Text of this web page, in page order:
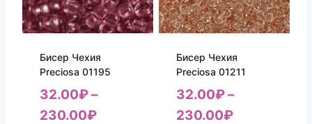
Бисер Чехия
Preciosa 01195
32.00₽–
230.00₽
Бисер Чехия
Preciosa 01211
32.00₽–
230.00₽